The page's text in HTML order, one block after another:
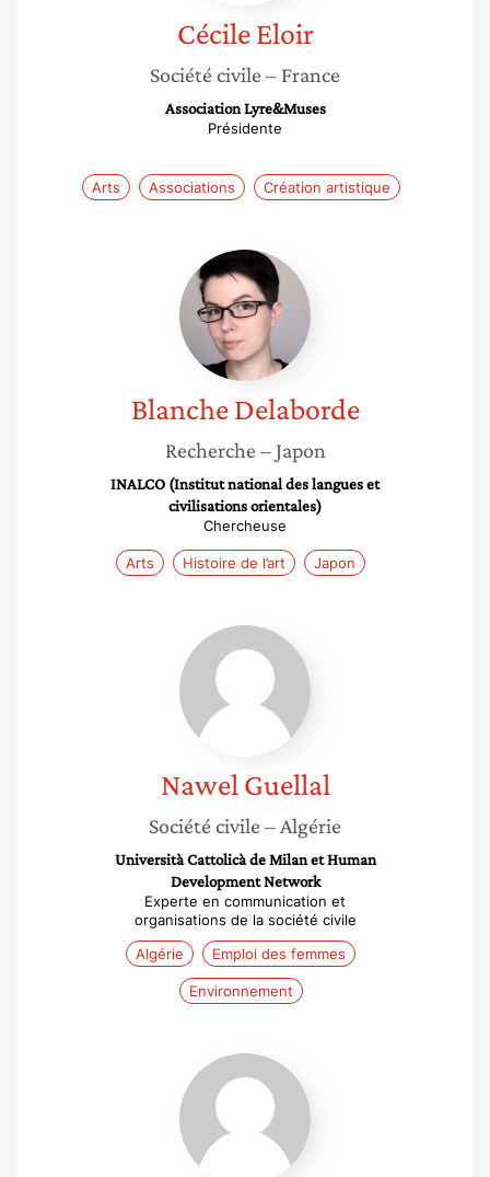
Cécile Eloir
Société civile – France
Association Lyre&Muses
Présidente
Arts Associations Création artistique
Blanche
Delaborde
Blanche Delaborde
Recherche – Japon
INALCO (Institut national des langues et
civilisations orientales)
Chercheuse
Arts Histoire de l’art Japon
Nawel
Guellal
Nawel Guellal
Société civile – Algérie
Università Cattolicà de Milan et Human
Development Network
Experte en communication et
organisations de la société civile
Algérie
Emploi des femmes
Environnement
Marie-
france
Lavalade